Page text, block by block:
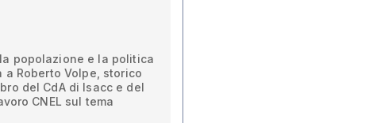
popolazione e la politica
Roberto Volpe, storico
del CdA di Isacc e del
CNEL sul tema